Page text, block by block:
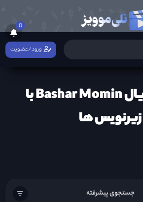
0
ورود/عضویت
دانلود سریال Bashar Momin با
زیرنویس ها
جستجوی پیشرفته